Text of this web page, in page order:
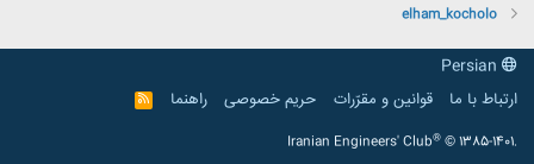
elham_kocholo
ارتباط با ما
قوانین و مقرّرات حریم خصوصی راهنما
R
S
Iranian Engineers' Club® © 1385-1401.